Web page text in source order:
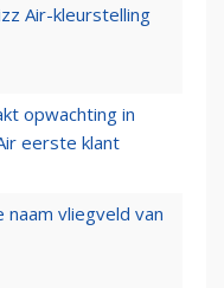
Air-kleurstelling
opwachting in
eerste klant
vliegveld van